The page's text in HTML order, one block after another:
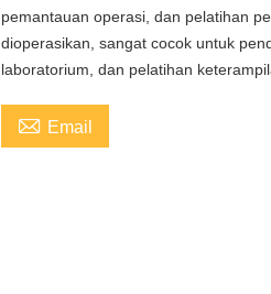
pemantauan operasi, dan pelatihan
dioperasikan, sangat cocok untuk
laboratorium, dan pelatihan
 Email